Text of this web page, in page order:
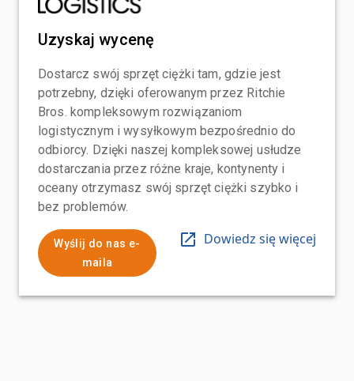
Uzyskaj wycenę
Dostarcz swój sprzęt ciężki tam, gdzie jest
potrzebny, dzięki oferowanym przez Ritchie
Bros. kompleksowym rozwiązaniom
logistycznym i wysyłkowym bezpośrednio do
odbiorcy. Dzięki naszej kompleksowej usłudze
dostarczania przez różne kraje, kontynenty i
oceany otrzymasz swój sprzęt ciężki szybko i
bez problemów.
Wyślij do nas e-
maila
Dowiedz się więcej